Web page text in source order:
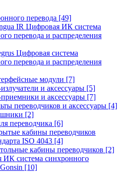
перевода [49]
IR Цифровая ИК система
перевода и распределения
Цифровая система
перевода и распределения
модули [7]
и аксессуары [5]
и аксессуары [7]
переводчиков и аксессуары [4]
[2]
переводчика [6]
кабины переводчиков
ISO 4043 [4]
кабины переводчиков [2]
ИК система синхронного
[10]